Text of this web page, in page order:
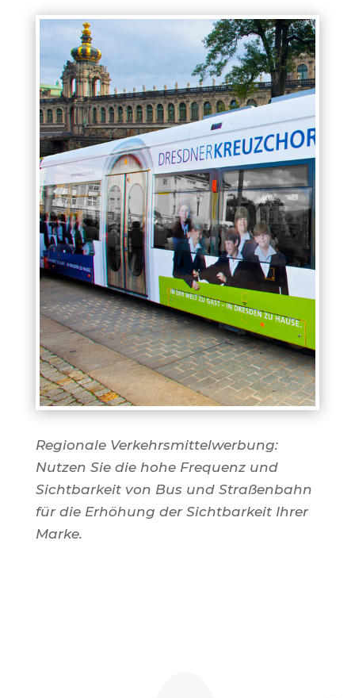
Regionale Verkehrsmittelwerbung:
Nutzen Sie die hohe Frequenz und
Sichtbarkeit von Bus und Straßenbahn
für die Erhöhung der Sichtbarkeit Ihrer
Marke.